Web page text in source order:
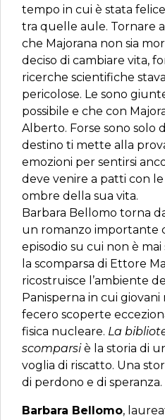
tempo in cui è stata
tra quelle aule. Tornare
che Majorana non sia
deciso di cambiare vita,
ricerche scientifiche
pericolose. Le sono
possibile e che con
Alberto. Forse sono solo
destino ti mette alla
emozioni per sentirsi
deve venire a patti con
ombre della sua vita.
Barbara Bellomo torna
un romanzo importante
episodio su cui non è
la scomparsa di Ettore
ricostruisce l’ambiente
Panisperna in cui
fecero scoperte
fisica nucleare. La
scomparsiè la storia di
voglia di riscatto. Una
di perdono e di speranza.
Barbara Bellomo,